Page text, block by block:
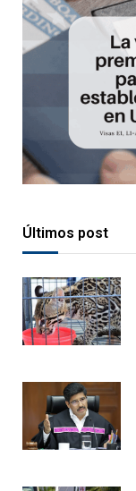
Últimos post